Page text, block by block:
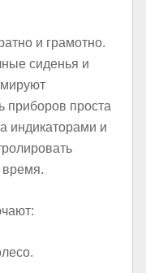
и грамотно.
сиденья и
приборов проста
индикаторами и
время.